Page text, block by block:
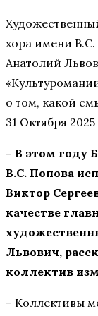
хора имени
Анатолий
о том, какой
31 Октября 2025
– В этом году
В.С. Попова
Виктор
качестве
Львович,
коллектив
– Коллективы